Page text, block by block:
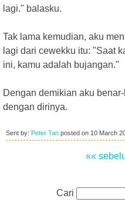
lagi." balasku.
Tak lama kemudian, aku
lagi dari cewekku itu: "Saat
ini, kamu adalah bujangan."
Dengan demikian aku
dengan dirinya.
Sent by: Peter Tan posted on 10 March
««
Cari